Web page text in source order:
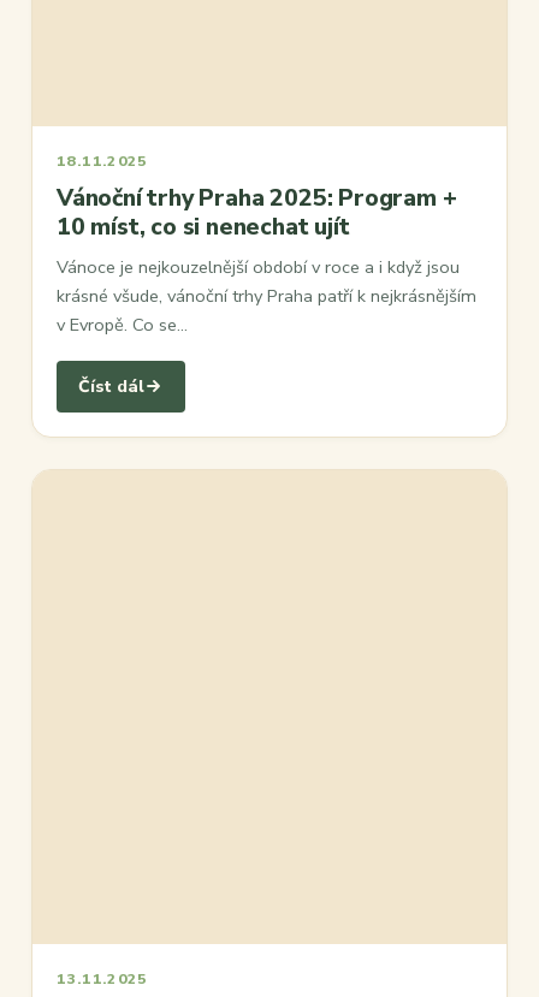
18.11.2025
Vánoční trhy Praha 2025: Program +
10 míst, co si nenechat ujít
Vánoce je nejkouzelnější období v roce a i když jsou
krásné všude, vánoční trhy Praha patří k nejkrásnějším
v Evropě. Co se…
Číst dál
13.11.2025